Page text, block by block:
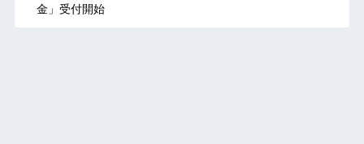
金」受付開始